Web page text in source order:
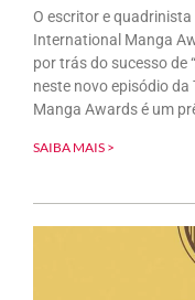
O escritor e
International Manga
por trás do sucesso de
neste novo episódio
Manga Awards é um
SAIBA MAIS >